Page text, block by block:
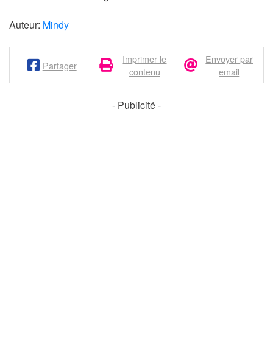
Auteur: Mindy
Partager
Imprimer le
contenu
Envoyer par
email
- Publicité -